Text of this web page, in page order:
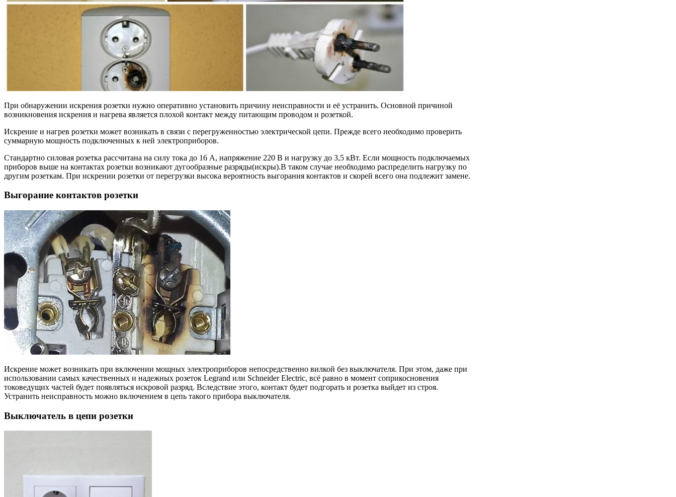
При обнаружении искрения розетки нужно оперативно установить причину неисправности и её устранить. Основной причиной
возникновения искрения и нагрева является плохой контакт между питающим проводом и розеткой.
Искрение и нагрев розетки может возникать в связи с перегруженностью электрической цепи. Прежде всего необходимо проверить
суммарную мощность подключенных к ней электроприборов.
Стандартно силовая розетка рассчитана на силу тока до 16 А, напряжение 220 В и нагрузку до 3,5 кВт. Если мощность подключаемых
приборов выше на контактах розетки возникают дугообразные разряды(искры).В таком случае необходимо распределить нагрузку по
другим розеткам. При искрении розетки от перегрузки высока вероятность выгорания контактов и скорей всего она подлежит замене.
Выгорание контактов розетки
Искрение может возникать при включении мощных электроприборов непосредственно вилкой без выключателя. При этом, даже при
использовании самых качественных и надежных розеток Legrand или Schneider Electric, всё равно в момент соприкосновения
токоведущих частей будет появляться искровой разряд. Вследствие этого, контакт будет подгорать и розетка выйдет из строя.
Устранить неисправность можно включением в цепь такого прибора выключателя.
Выключатель в цепи розетки